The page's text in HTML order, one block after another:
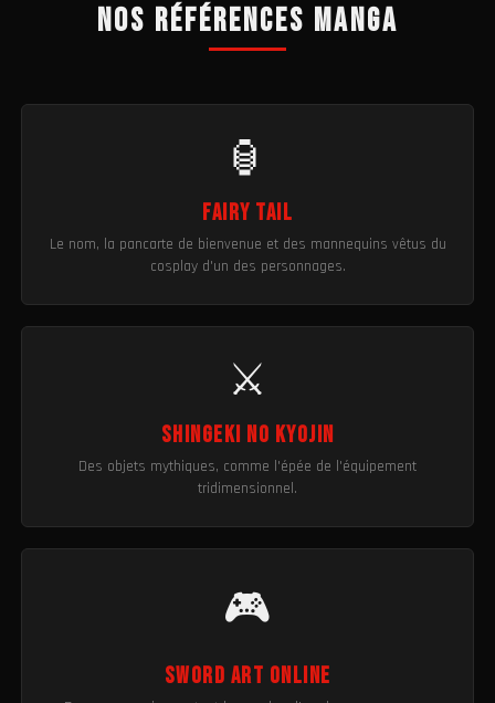
Nos références manga
🏮
Fairy Tail
Le nom, la pancarte de bienvenue et des mannequins vêtus du
cosplay d'un des personnages.
⚔️
Shingeki No Kyojin
Des objets mythiques, comme l'épée de l'équipement
tridimensionnel.
🎮
Sword Art Online